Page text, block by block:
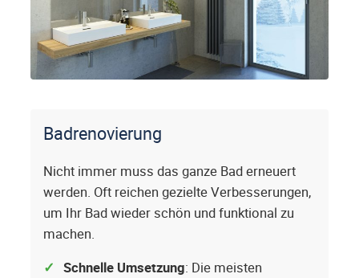
Badrenovierung
Nicht immer muss das ganze Bad erneuert
werden. Oft reichen gezielte Verbesserungen,
um Ihr Bad wieder schön und funktional zu
machen.
Schnelle Umsetzung: Die meisten